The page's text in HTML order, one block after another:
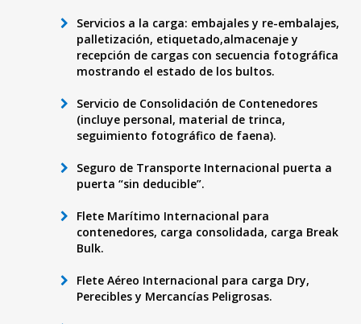
Servicios a la carga: embajales y re-embalajes,
palletización, etiquetado,almacenaje y
recepción de cargas con secuencia fotográfica
mostrando el estado de los bultos.
Servicio de Consolidación de Contenedores
(incluye personal, material de trinca,
seguimiento fotográfico de faena).
Seguro de Transporte Internacional puerta a
puerta “sin deducible”.
Flete Marítimo Internacional para
contenedores, carga consolidada, carga Break
Bulk.
Flete Aéreo Internacional para carga Dry,
Perecibles y Mercancías Peligrosas.